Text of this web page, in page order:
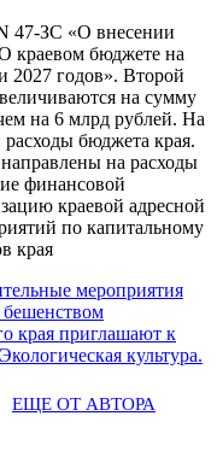
47-ЗС «О внесении
краевом бюджете на
2027 годов». Второй
на сумму
на 6 млрд рублей. На
бюджета края.
на расходы
финансовой
краевой адресной
по капитальному
края
мероприятия
бешенством
края приглашают к
культура.
ЕЩЕ ОТ АВТОРА